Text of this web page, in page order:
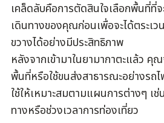
เคล็ดลับคือการตัดสินใจเลือกพื้นที่ที่จ
เดินทางของคุณก่อนเพื่อจะได้ตระเว
ขวางได้อย่างมีประสิทธิภาพ
หลังจากเข้ามาในยามากาตะแล้ว คุณ
พื้นที่หรือใช้ขนส่งสาธารณะอย่างรถไ
ใช้ให้เหมาะสมตามแผนการต่างๆ เ
ทางหรือช่วงเวลาการท่องเที่ยว